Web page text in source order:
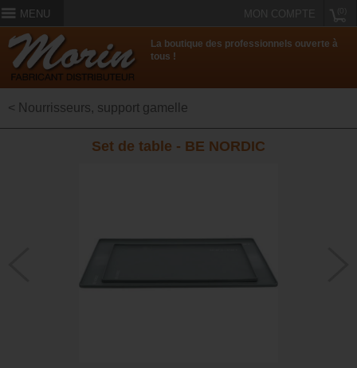
MENU MON COMPTE
La boutique des professionnels ouverte à
tous !
< Nourrisseurs, support gamelle
Set de table - BE NORDIC